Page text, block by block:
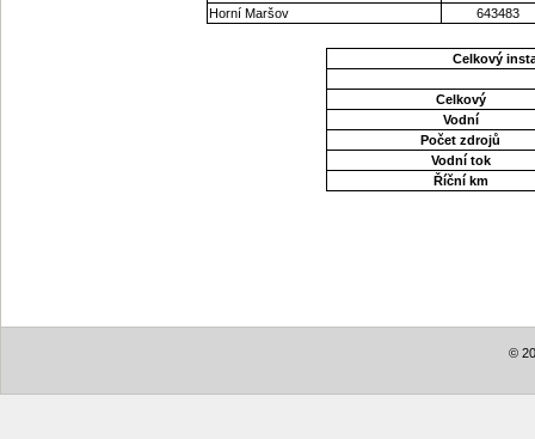
Horní Maršov
643483
Celkový
Celkový
Vodní
Počet zdrojů
Vodní tok
Říční km
©